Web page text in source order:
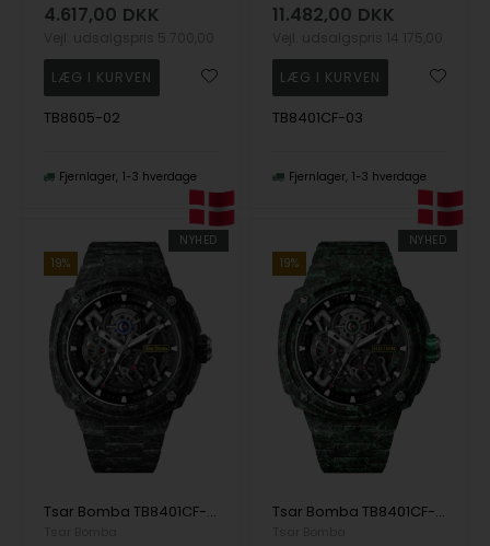
4.617,00 DKK
TB8605-02
Fjernlager 1-3 hverdage
11.482,00 DKK
TB8401CF-03
Fjernlager 1-3 hverdage
NYHED
19%
Tsar Bomba TB8401CF-02 herre klokker Electron Full Carbon Fiber Edition Automatic 43mm 10ATM
NYHED
19%
Tsar Bomba TB8401CF-01 herre klokker Electron Full Carbon Fiber Edition Automatic 43mm 10ATM